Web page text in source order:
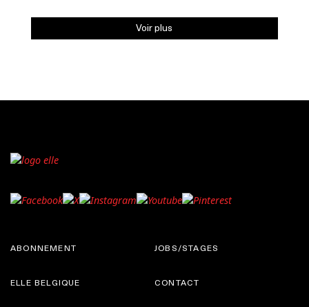
Voir plus
ABONNEMENT
ELLE BELGIQUE
JOBS/STAGES
CONTACT